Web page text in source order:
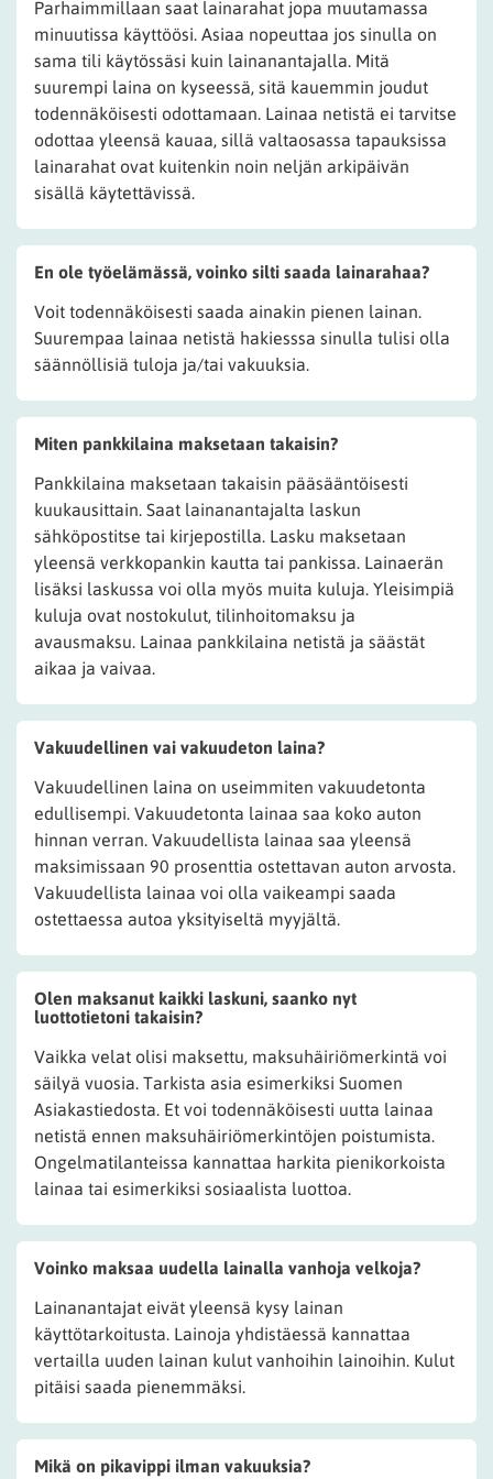
Parhaimmillaan saat lainarahat jopa muutamassa
minuutissa käyttöösi. Asiaa nopeuttaa jos sinulla on
sama tili käytössäsi kuin lainanantajalla. Mitä
suurempi laina on kyseessä, sitä kauemmin joudut
todennäköisesti odottamaan. Lainaa netistä ei tarvitse
odottaa yleensä kauaa, sillä valtaosassa tapauksissa
lainarahat ovat kuitenkin noin neljän arkipäivän
sisällä käytettävissä.
En ole työelämässä, voinko silti saada lainarahaa?
Voit todennäköisesti saada ainakin pienen lainan.
Suurempaa lainaa netistä hakiesssa sinulla tulisi olla
säännöllisiä tuloja ja/tai vakuuksia.
Miten pankkilaina maksetaan takaisin?
Pankkilaina maksetaan takaisin pääsääntöisesti
kuukausittain. Saat lainanantajalta laskun
sähköpostitse tai kirjepostilla. Lasku maksetaan
yleensä verkkopankin kautta tai pankissa. Lainaerän
lisäksi laskussa voi olla myös muita kuluja. Yleisimpiä
kuluja ovat nostokulut, tilinhoitomaksu ja
avausmaksu. Lainaa pankkilaina netistä ja säästät
aikaa ja vaivaa.
Vakuudellinen vai vakuudeton laina?
Vakuudellinen laina on useimmiten vakuudetonta
edullisempi. Vakuudetonta lainaa saa koko auton
hinnan verran. Vakuudellista lainaa saa yleensä
maksimissaan 90 prosenttia ostettavan auton arvosta.
Vakuudellista lainaa voi olla vaikeampi saada
ostettaessa autoa yksityiseltä myyjältä.
Olen maksanut kaikki laskuni, saanko nyt
luottotietoni takaisin?
Vaikka velat olisi maksettu, maksuhäiriömerkintä voi
säilyä vuosia. Tarkista asia esimerkiksi Suomen
Asiakastiedosta. Et voi todennäköisesti uutta lainaa
netistä ennen maksuhäiriömerkintöjen poistumista.
Ongelmatilanteissa kannattaa harkita pienikorkoista
lainaa tai esimerkiksi sosiaalista luottoa.
Voinko maksaa uudella lainalla vanhoja velkoja?
Lainanantajat eivät yleensä kysy lainan
käyttötarkoitusta. Lainoja yhdistäessä kannattaa
vertailla uuden lainan kulut vanhoihin lainoihin. Kulut
pitäisi saada pienemmäksi.
Mikä on pikavippi ilman vakuuksia?